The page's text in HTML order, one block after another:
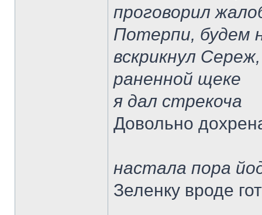
проговорил
Потерпи, будем
вскрикнул
раненной щеке
я дал стрекоча
Довольно
настала пора
Зеленку вроде